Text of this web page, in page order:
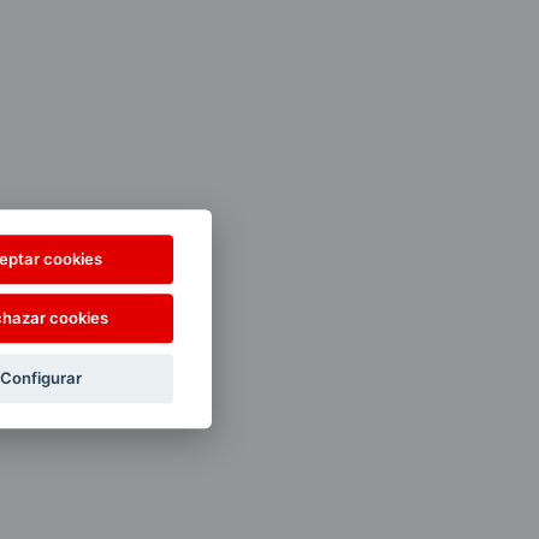
cookies
cookies
Configurar